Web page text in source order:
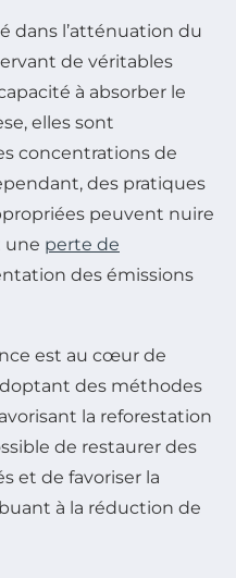
dans l’atténuation du
de véritables
à absorber le
elles sont
concentrations de
des pratiques
peuvent nuire
une perte de
des émissions
est au cœur de
des méthodes
la reforestation
de restaurer des
et de favoriser la
à la réduction de